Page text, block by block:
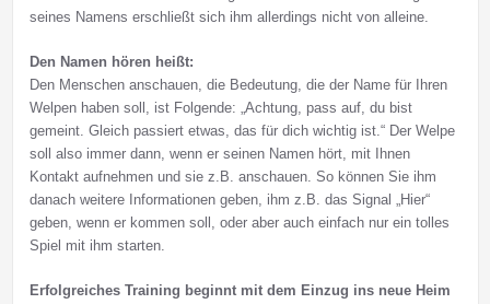
seines Namens erschließt sich ihm allerdings nicht von alleine.
Den Namen hören heißt:
Den Menschen anschauen, die Bedeutung, die der Name für Ihren
Welpen haben soll, ist Folgende: „Achtung, pass auf, du bist
gemeint. Gleich passiert etwas, das für dich wichtig ist.“ Der Welpe
soll also immer dann, wenn er seinen Namen hört, mit Ihnen
Kontakt aufnehmen und sie z.B. anschauen. So können Sie ihm
danach weitere Informationen geben, ihm z.B. das Signal „Hier“
geben, wenn er kommen soll, oder aber auch einfach nur ein tolles
Spiel mit ihm starten.
Erfolgreiches Training beginnt mit dem Einzug ins neue Heim